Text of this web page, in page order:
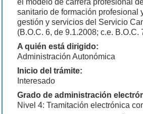
sanitario de formación profesional
gestión y servicios del Servicio
(B.O.C. 6, de 9.1.2008; c.e. B.O.C.
A quién está dirigido:
Administración Autonómica
Inicio del trámite:
Interesado
Grado de administración
Nivel 4: Tramitación electrónica